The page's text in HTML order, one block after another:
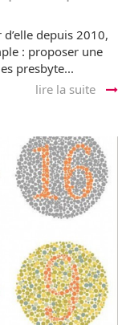
depuis 2010,
: proposer une
presbyte...
lire la suite